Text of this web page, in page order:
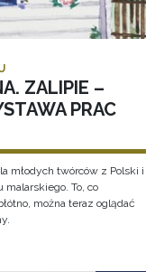
ZALIPIE –
PRAC
młodych twórców z Polski i
malarskiego. To, co
można teraz oglądać